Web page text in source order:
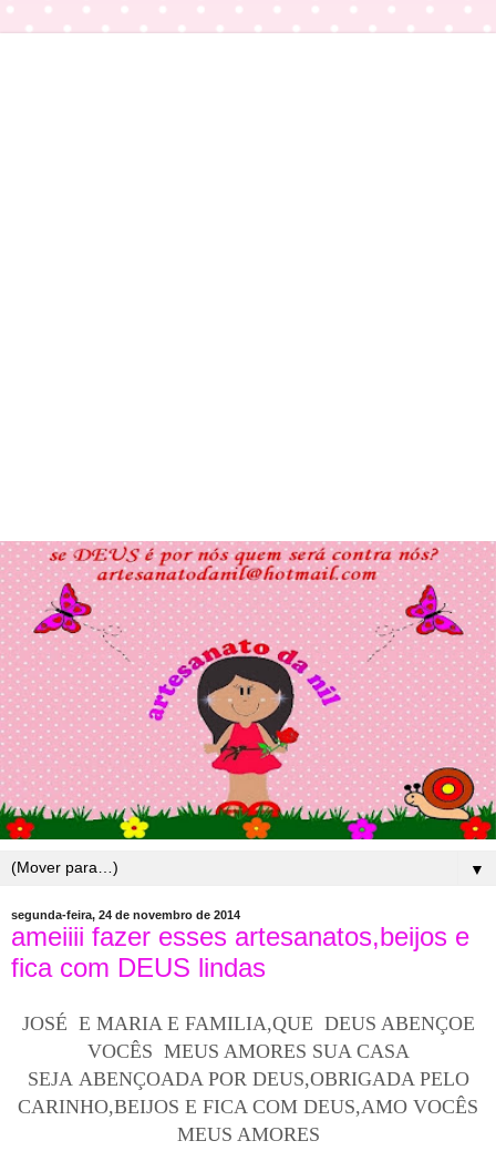
▼
segunda-feira, 24 de novembro de 2014
ameiiii fazer esses artesanatos,beijos e
fica com DEUS lindas
JOSÉ E MARIA E FAMILIA,QUE DEUS ABENÇOE
VOCÊS MEUS AMORES SUA CASA
SEJA ABENÇOADA POR DEUS,OBRIGADA PELO
CARINHO,BEIJOS E FICA COM DEUS,AMO VOCÊS
MEUS AMORES